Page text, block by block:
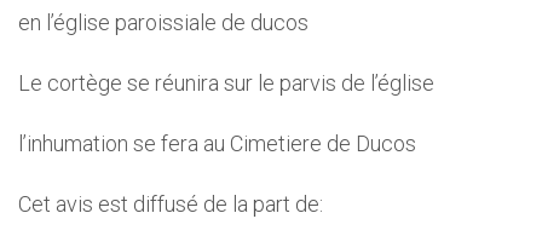
en l’église paroissiale de ducos
Le cortège se réunira sur le parvis de l’église
l’inhumation se fera au Cimetiere de Ducos
Cet avis est diffusé de la part de: